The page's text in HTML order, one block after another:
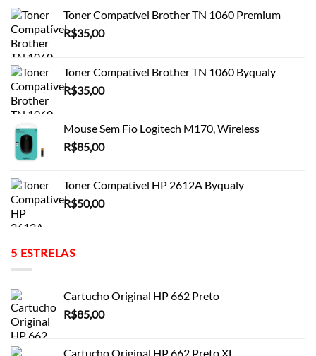
Toner Compatível Brother TN 1060 Premium
R$35,00
Toner Compatível Brother TN 1060 Byqualy
R$35,00
Mouse Sem Fio Logitech M170, Wireless
R$85,00
Toner Compatível HP 2612A Byqualy
R$50,00
5 ESTRELAS
Cartucho Original HP 662 Preto
R$85,00
Cartucho Original HP 662 Preto XL